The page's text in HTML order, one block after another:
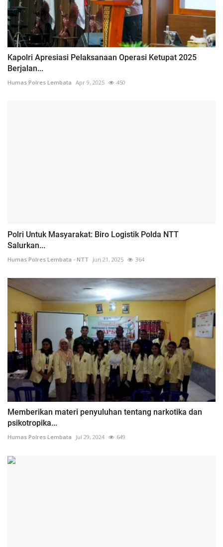
Kapolri Apresiasi Pelaksanaan Operasi Ketupat 2025
Berjalan...
Humas Polres Lembata Apr 9, 2025 450
Polri Untuk Masyarakat: Biro Logistik Polda NTT
Salurkan...
Humas Polres Lembata - NTT Jun 21, 2025 364
Memberikan materi penyuluhan tentang narkotika dan
psikotropika...
Humas Polres Lembata Jul 29, 2024 649